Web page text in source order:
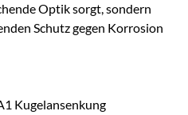
Optik sorgt, sondern
Schutz gegen Korrosion
Kugelansenkung